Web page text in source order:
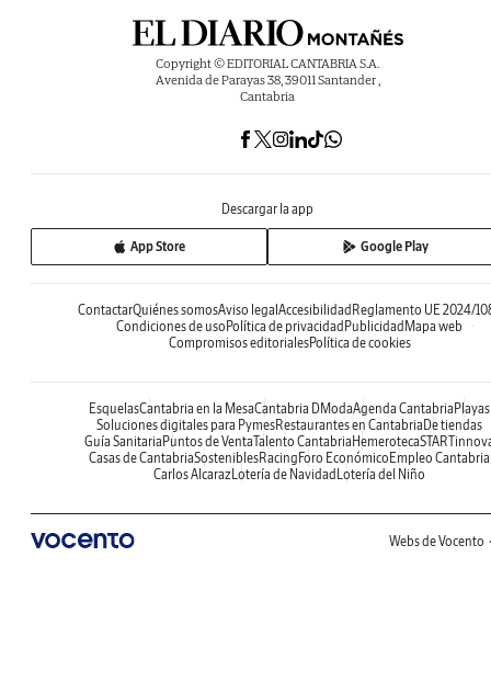
Copyright © EDITORIAL CANTABRIA S.A.
Avenida de Parayas 38, 39011 Santander ,
Cantabria
Descargar la app
App Store Google Play
ContactarQuiénes somosAviso legalAccesibilidadReglamento UE 2024/
Condiciones de usoPolítica de privacidadPublicidadMapa web
Compromisos editorialesPolítica de cookies
EsquelasCantabria en la MesaCantabria DModaAgenda CantabriaPlayas
Soluciones digitales para PymesRestaurantes en CantabriaDe tiendas
Guía SanitariaPuntos de VentaTalento CantabriaHemeroteca
Casas de CantabriaSosteniblesRacingForo EconómicoEmpleo Cantabria
Carlos AlcarazLotería de NavidadLotería del Niño
Webs de Vocento